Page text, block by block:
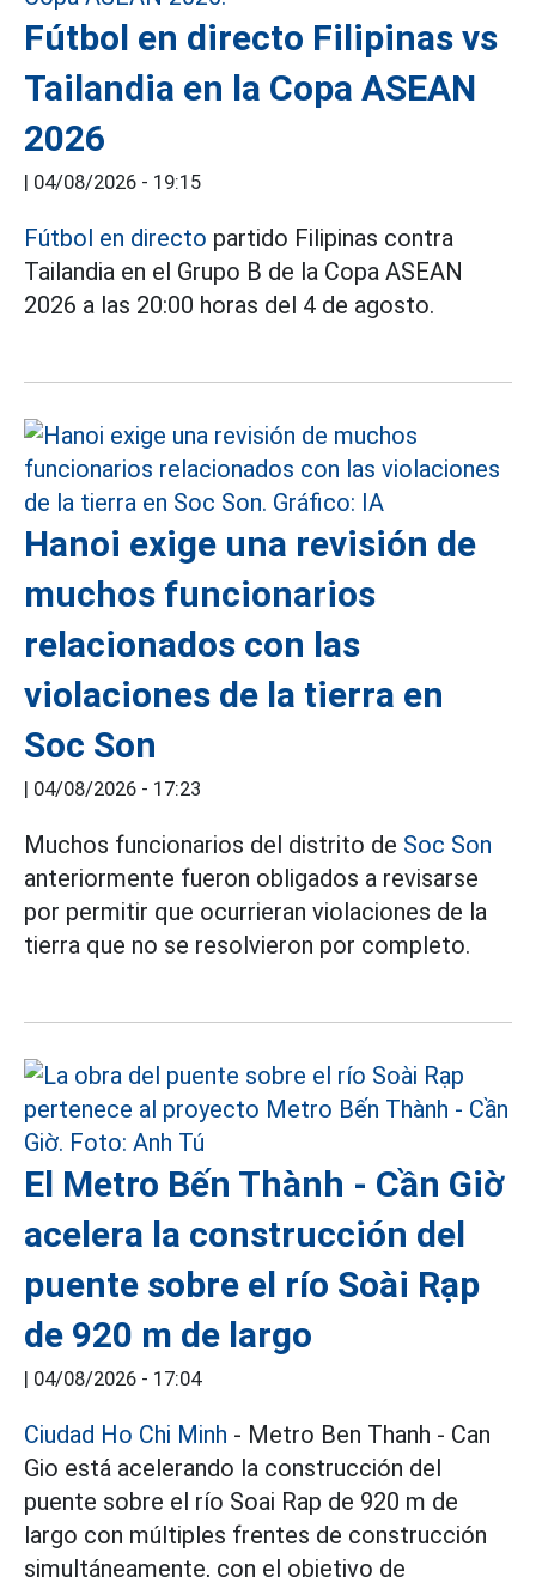
Fútbol en directo Filipinas vs
Tailandia en la Copa ASEAN
2026
| 04/08/2026 - 19:15
Fútbol en directo partido Filipinas contra
Tailandia en el Grupo B de la Copa ASEAN
2026 a las 20:00 horas del 4 de agosto.
Hanoi exige una revisión de
muchos funcionarios
relacionados con las
violaciones de la tierra en
Soc Son
| 04/08/2026 - 17:23
Muchos funcionarios del distrito de Soc Son
anteriormente fueron obligados a revisarse
por permitir que ocurrieran violaciones de la
tierra que no se resolvieron por completo.
El Metro Bến Thành - Cần Giờ
acelera la construcción del
puente sobre el río Soài Rạp
de 920 m de largo
| 04/08/2026 - 17:04
Ciudad Ho Chi Minh - Metro Ben Thanh - Can
Gio está acelerando la construcción del
puente sobre el río Soai Rap de 920 m de
largo con múltiples frentes de construcción
simultáneamente, con el objetivo de